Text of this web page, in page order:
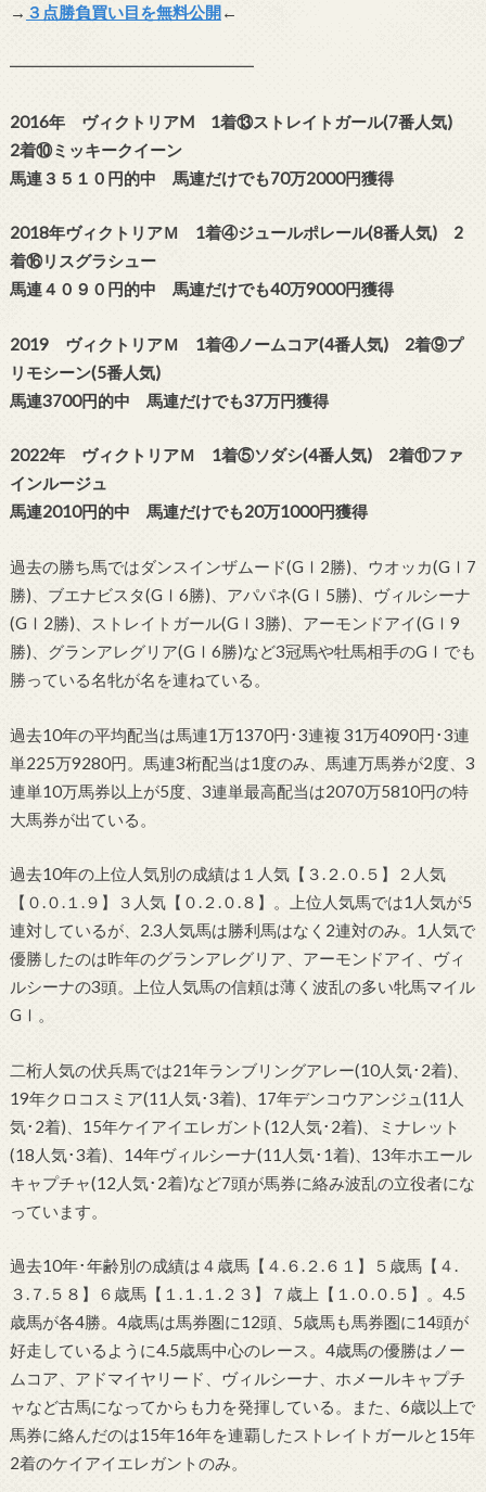
→ ３点勝負買い目を無料公開←
━━━━━━━━━━━━━━━
2016年 ヴィクトリアM 1着⑬ストレイトガール(7番人気)
2着⑩ミッキークイーン
馬連３５１０円的中 馬連だけでも70万2000円獲得
2018年ヴィクトリアＭ 1着④ジュールポレール(8番人気) 2
着⑯リスグラシュー
馬連４０９０円的中 馬連だけでも40万9000円獲得
2019 ヴィクトリアＭ 1着④ノームコア(4番人気) 2着⑨プ
リモシーン(5番人気)
馬連3700円的中 馬連だけでも37万円獲得
2022年 ヴィクトリアＭ 1着⑤ソダシ(4番人気) 2着⑪ファ
インルージュ
馬連2010円的中 馬連だけでも20万1000円獲得
過去の勝ち馬ではダンスインザムード(GⅠ2勝)、ウオッカ(GⅠ7
勝)、ブエナビスタ(GⅠ6勝)、アパパネ(GⅠ5勝)、ヴィルシーナ
(GⅠ2勝)、ストレイトガール(GⅠ3勝)、アーモンドアイ(GⅠ9
勝)、グランアレグリア(GⅠ6勝)など3冠馬や牡馬相手のGⅠでも
勝っている名牝が名を連ねている。
過去10年の平均配当は馬連1万1370円･3連複 31万4090円･3連
単225万9280円。馬連3桁配当は1度のみ、馬連万馬券が2度、3
連単10万馬券以上が5度、3連単最高配当は2070万5810円の特
大馬券が出ている。
過去10年の上位人気別の成績は１人気【３.２.０.５】２人気
【０.０.１.９】３人気【０.２.０.８】。上位人気馬では1人気が5
連対しているが、2.3人気馬は勝利馬はなく2連対のみ。1人気で
優勝したのは昨年のグランアレグリア、アーモンドアイ、ヴィ
ルシーナの3頭。上位人気馬の信頼は薄く波乱の多い牝馬マイル
GⅠ。
二桁人気の伏兵馬では21年ランブリングアレー(10人気･2着)、
19年クロコスミア(11人気･3着)、17年デンコウアンジュ(11人
気･2着)、15年ケイアイエレガント(12人気･2着)、ミナレット
(18人気･3着)、14年ヴィルシーナ(11人気･1着)、13年ホエール
キャプチャ(12人気･2着)など7頭が馬券に絡み波乱の立役者にな
っています。
過去10年･年齢別の成績は４歳馬【４.６.２.６１】５歳馬【４.
３.７.５８】６歳馬【１.１.１.２３】７歳上【１.０.０.５】。4.5
歳馬が各4勝。4歳馬は馬券圏に12頭、5歳馬も馬券圏に14頭が
好走しているように4.5歳馬中心のレース。4歳馬の優勝はノー
ムコア、アドマイヤリード、ヴィルシーナ、ホメールキャプチ
ャなど古馬になってからも力を発揮している。また、6歳以上で
馬券に絡んだのは15年16年を連覇したストレイトガールと15年
2着のケイアイエレガントのみ。